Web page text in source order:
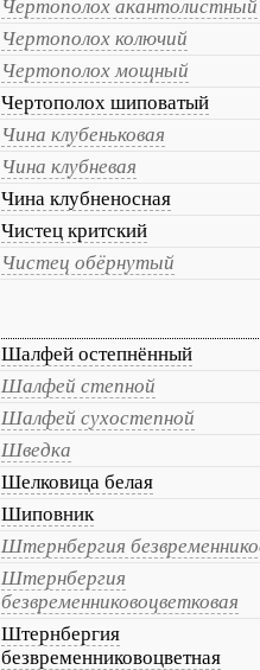
Чертополох акантолистный
Чертополох колючий
Чертополох мощный
Чертополох шиповатый
Чина клубеньковая
Чина клубневая
Чина клубненосная
Чистец критский
Чистец обёрнутый
Шалфей остепнённый
Шалфей степной
Шалфей сухостепной
Шведка
Шелковица белая
Шиповник
Штернбергия
Штернбергия
безвременниковоцветковая
Штернбергия
безвременниковоцветная